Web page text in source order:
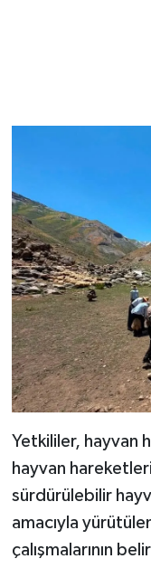
Yetkililer, hayvan
hayvan
sürdürülebilir
amacıyla
çalışmalarının